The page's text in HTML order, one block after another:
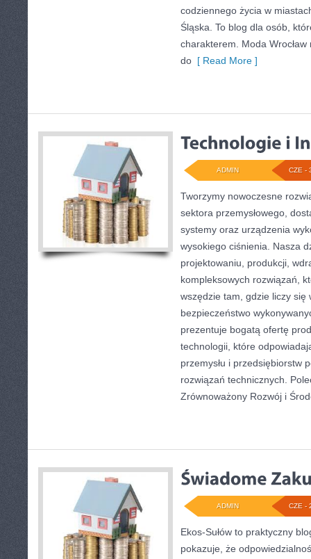
codziennego życia w
Śląska. To blog dla osób,
charakterem. Moda Wrocław
do [ Read More ]
CZE -
ADMIN
Tworzymy nowoczesne
sektora przemysłowego,
systemy oraz urządzenia
wysokiego ciśnienia. Nasza
projektowaniu, produkcji,
kompleksowych rozwiązań,
wszędzie tam, gdzie liczy
bezpieczeństwo
prezentuje bogatą ofertę
technologii, które
przemysłu i przedsiębiorstw
rozwiązań technicznych.
Zrównoważony Rozwój i
CZE -
ADMIN
Ekos-Sułów to praktyczny
pokazuje, że